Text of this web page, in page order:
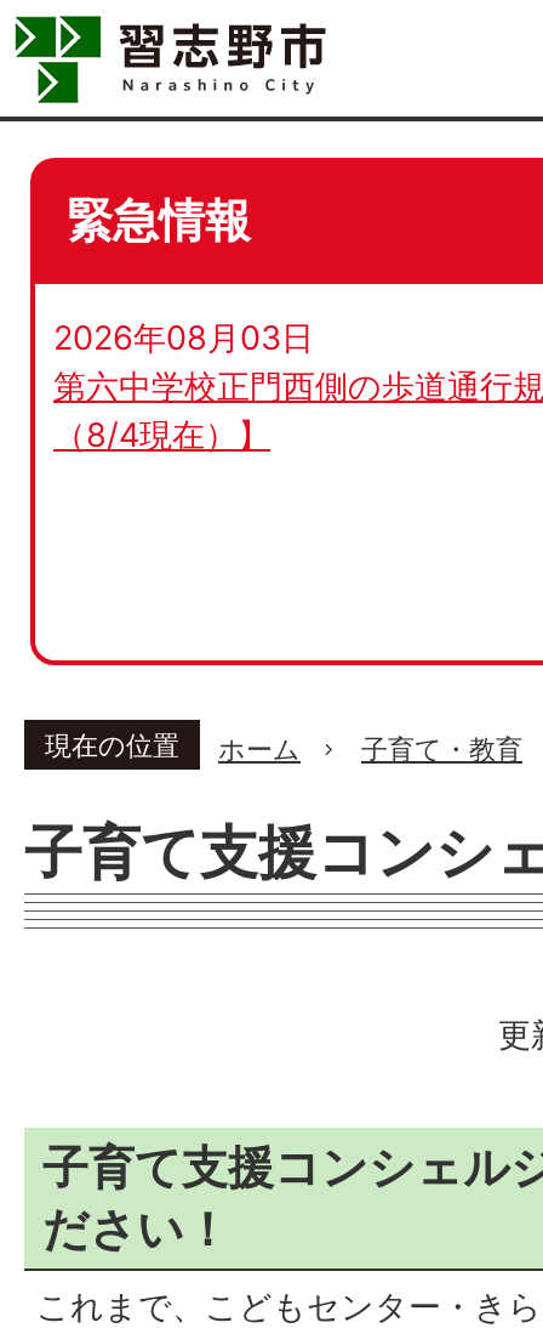
緊急情報
2026年08月03日
第六中学校正門西側の歩道通行
（8/4現在）】
現在の位置 ホーム 子育て・教育
子育て支援コンシ
更
子育て支援コンシェル
ださい！
これまで、こどもセンター・き